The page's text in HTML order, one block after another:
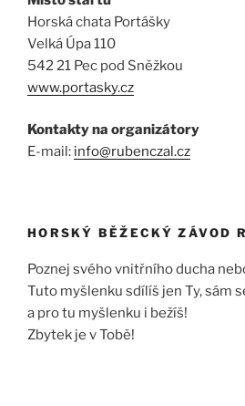
Horská chata Portášky
Velká Úpa 110
542 21 Pec pod Sněžkou
www.portasky.cz
Kontakty na organizátory
E-mail: info@rubenczal.cz
HORSKÝ BĚŽECKÝ ZÁVOD
Poznej svého vnitřního ducha
Tuto myšlenku sdílíš jen Ty, sám
a pro tu myšlenku i bežíš!
Zbytek je v Tobě!